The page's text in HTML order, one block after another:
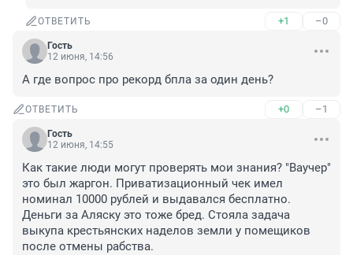
ОТВЕТИТЬ +1 –0
Гость
12 июня, 14:56
А где вопрос про рекорд бпла за один день?
ОТВЕТИТЬ +0 –1
Гость
12 июня, 14:55
Как такие люди могут проверять мои знания? "Ваучер"
это был жаргон. Приватизационный чек имел
номинал 10000 рублей и выдавался бесплатно.
Деньги за Аляску это тоже бред. Стояла задача
выкупа крестьянских наделов земли у помещиков
после отмены рабства.